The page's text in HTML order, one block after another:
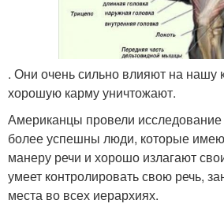
. Они очень сильно влияют на нашу
хорошую карму уничтожают.
Американцы провели
более успешны люди, которые
манеру речи и хорошо излагают
умеет контролировать свою речь,
места во всех иерархиях.